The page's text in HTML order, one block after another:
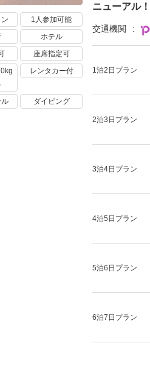
1人参加可能
ホテル
座席指定可
レンタカー付
ダイビング
ニューアル！
交通機関
1泊2日プラン
2泊3日プラン
3泊4日プラン
4泊5日プラン
5泊6日プラン
6泊7日プラン